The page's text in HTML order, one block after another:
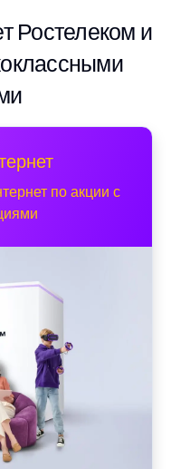
Ростелеком и
по акции с